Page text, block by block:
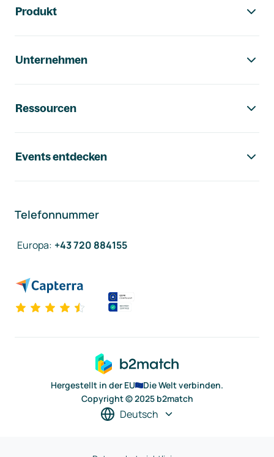
Produkt
Unternehmen
Ressourcen
Events entdecken
Telefonnummer
Europa: +43 720 884155
Hergestellt in der EU
Die Welt verbinden.
Copyright © 2025 b2match
Deutsch